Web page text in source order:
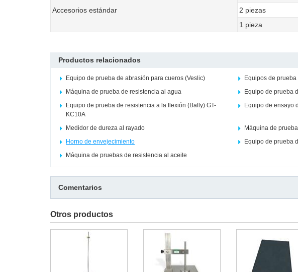
Accesorios estándar
2 piezas
1 pieza
Productos relacionados
Equipo de prueba de abrasión para cueros (Veslic)
Equipos de
Máquina de prueba de resistencia al agua
Equipo de prueba
Equipo de prueba de resistencia a la flexión (Bally) GT-
KC10A
Equipo de ensayo
Medidor de dureza al rayado
Máquina de
Horno de envejecimiento
Equipo de prueba
Máquina de pruebas de resistencia al aceite
Comentarios
Otros productos